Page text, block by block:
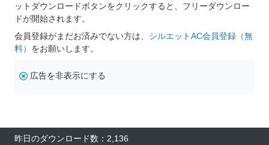
ットダウンロードボタンをクリックすると、フリーダウンロー
ドが開始されます。
会員登録がまだお済みでない方は、 シルエットAC会員登録（無
料） をお願いします。
広告を非表示にする
昨日のダウンロード数：2,136